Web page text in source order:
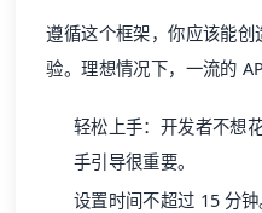
遵循这个框架，你应该能
验。理想情况下，一流的
轻松上手：开发者不想
手引导很重要。
设置时间不超过 15 分钟